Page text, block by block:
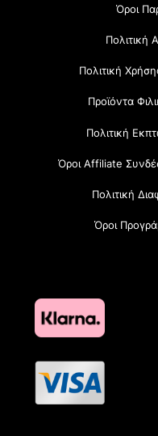
Όροι
Πολιτική
Πολιτική
Προϊόντα
Πολιτική
Όροι Affiliate
Πολιτική
Όροι